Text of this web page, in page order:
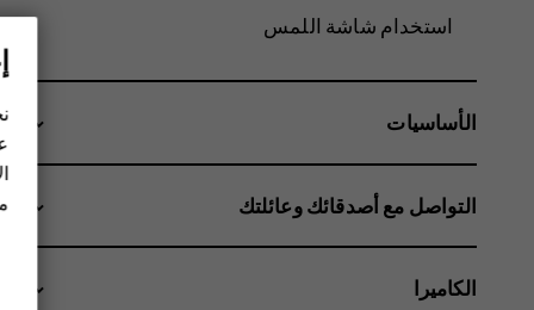
استخدام شاشة اللمس
الأساسيات
التواصل مع أصدقائك وعائلتك
الكاميرا